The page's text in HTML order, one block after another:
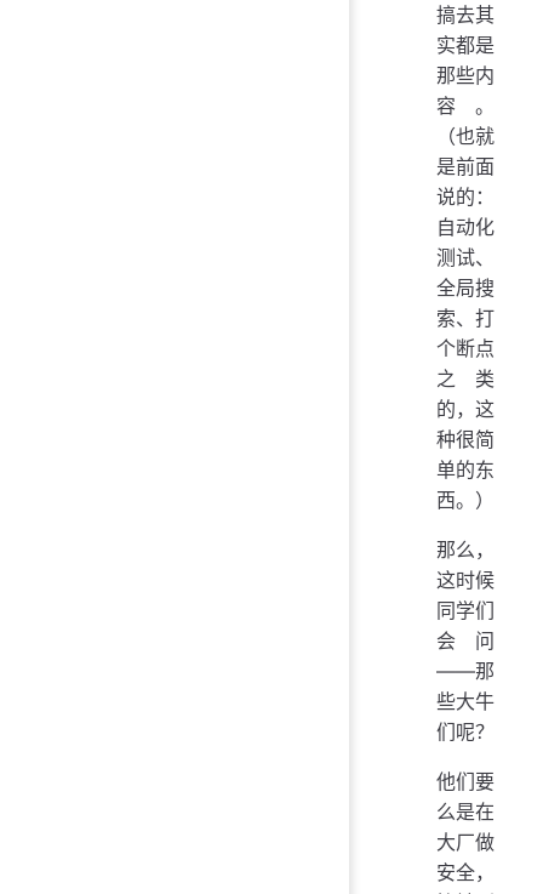
搞去其
实都是
那些内
容。
（也就
是前面
说的：
自动化
测试、
全局搜
索、打
个断点
之类
的，这
种很简
单的东
西。）
那么，
这时候
同学们
会问
——那
些大牛
们呢？
他们要
么是在
大厂做
安全，